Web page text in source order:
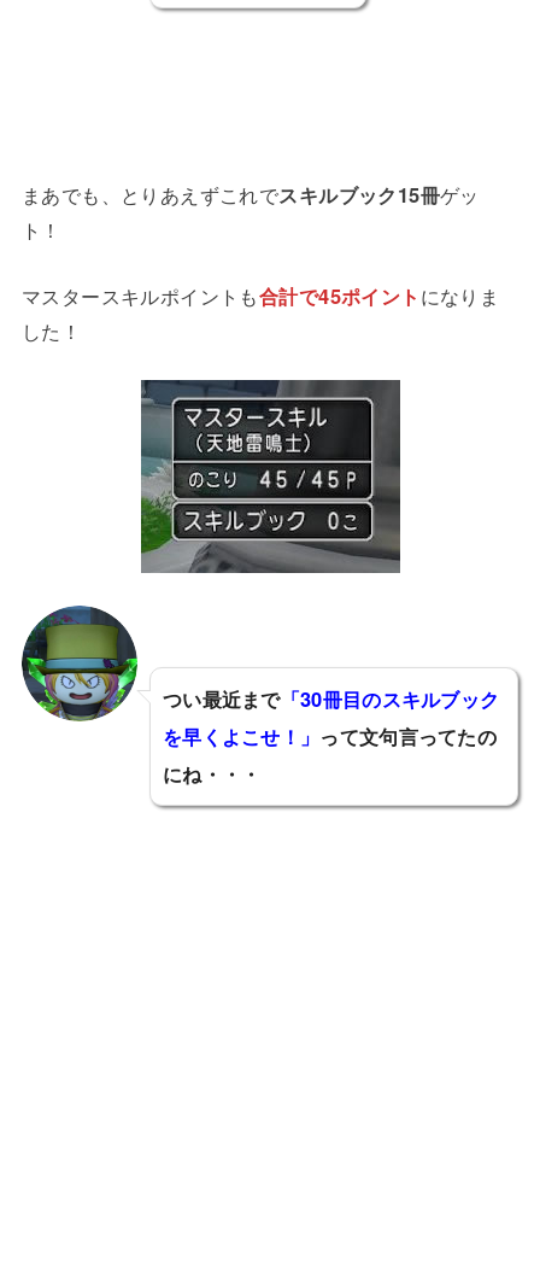
まあでも、とりあえずこれでスキルブック15冊ゲッ
ト！
マスタースキルポイントも合計で45ポイント になりま
した！
つい最近まで「30冊目のスキルブック
を早くよこせ！」 って文句言ってたの
にね・・・